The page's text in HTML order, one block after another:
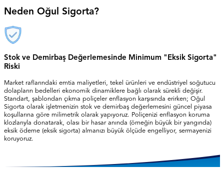
Neden Oğul Sigorta?
Stok ve Demirbaş Değerlemesinde Minimum "Eksik Sigorta"
Riski
Market raflarındaki emtia maliyetleri, tekel ürünleri ve endüstriyel soğutucu
dolapların bedelleri ekonomik dinamiklere bağlı olarak sürekli değişir.
Standart, şablondan çıkma poliçeler enflasyon karşısında erirken; Oğul
Sigorta olarak işletmenizin stok ve demirbaş değerlemesini güncel piyasa
koşullarına göre milimetrik olarak yapıyoruz. Poliçenizi enflasyon koruma
klozlarıyla donatarak, olası bir hasar anında (örneğin büyük bir yangında)
eksik ödeme (eksik sigorta) almanızı büyük ölçüde engelliyor, sermayenizi
koruyoruz.